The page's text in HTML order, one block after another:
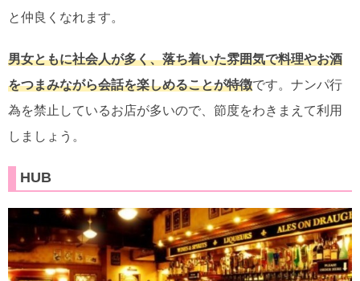
と仲良くなれます。
男女ともに社会人が多く、落ち着いた雰囲気で料理やお酒
をつまみながら会話を楽しめることが特徴です。ナンパ行
為を禁止しているお店が多いので、節度をわきまえて利用
しましょう。
HUB